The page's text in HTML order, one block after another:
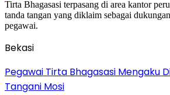
Bekasi
Pegawai Tirta Bhagasasi Mengaku
Tangani Mosi